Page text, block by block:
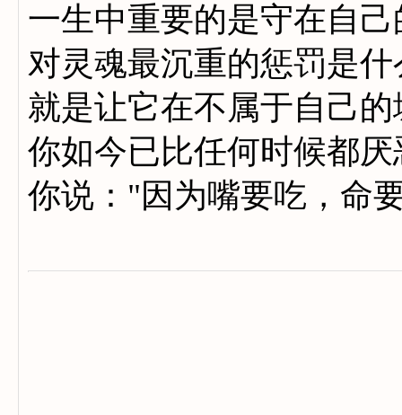
一生中重要的是守在自
对灵魂最沉重的惩罚是什
就是让它在不属于自己
你如今已比任何时候都
你说："因为嘴要吃，命